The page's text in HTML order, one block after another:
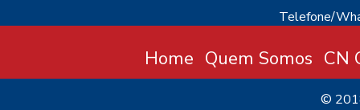
Telefone/
Home Quem Somos CN
©